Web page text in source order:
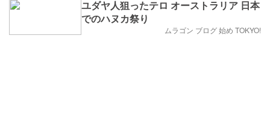
ユダヤ人狙ったテロ オーストラリア 日本
でのハヌカ祭り
ムラゴン ブログ 始め TOKYO!